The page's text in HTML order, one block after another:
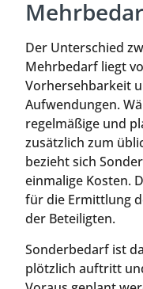
Der Unterschied
Mehrbedarf liegt
Vorhersehbarkeit
Aufwendungen.
regelmäßige und
zusätzlich zum
bezieht sich
einmalige Kosten.
für die Ermittlung
der Beteiligten.
Sonderbedarf ist
plötzlich auftritt